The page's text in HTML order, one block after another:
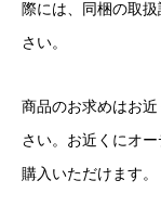
際には、同梱の取
さい。
商品のお求めはお
さい。お近くにオー
購入いただけます。